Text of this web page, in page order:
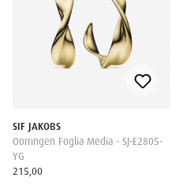
SIF JAKOBS
Oorringen Foglia Media - SJ-E2805-
YG
215,00